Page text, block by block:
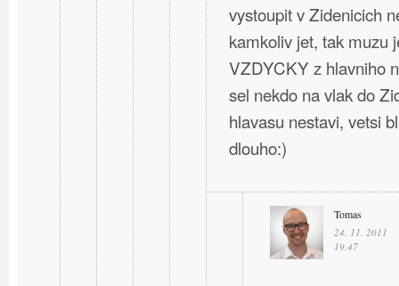
vystoupit v Zidenicich
kamkoliv jet, tak muzu
VZDYCKY z hlavniho
sel nekdo na vlak do
hlavasu nestavi, vetsi
dlouho:)
Tomas
24. 11. 2011
19.47